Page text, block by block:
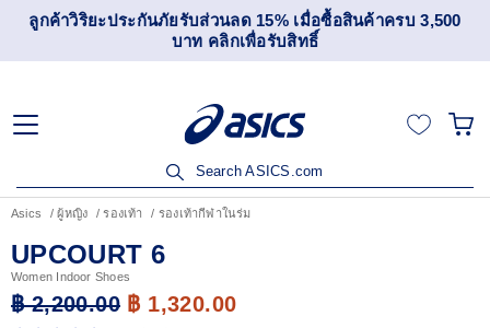
ลูกค้าวิริยะประกันภัยรับส่วนลด 15% เมื่อซื้อสินค้าครบ 3,500
บาท คลิกเพื่อรับสิทธิ์
Search ASICS.com
Asics ผู้หญิง รองเท้า รองเท้ากีฬาในร่ม
UPCOURT 6
Women Indoor Shoes
฿ 2,200.00 ฿ 1,320.00